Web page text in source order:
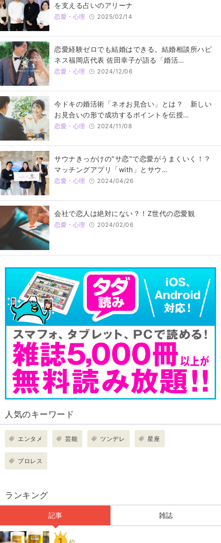
を支える占いのアリーナ
恋愛・心理 2025/02/14
恋愛経験ゼロでも結婚はできる。結婚相談所ハピ
ネス福岡店代表 佐田幸子が語る「婚活…
恋愛・心理 2024/12/06
今ドキの婚活術「ネオお見合い」とは？ 新しい
お見合いの形で成功するポイントを伝授…
恋愛・心理 2024/11/08
サウナきっかけの"サ恋"で恋愛がうまくいく！？
マッチングアプリ「with」とサウ…
恋愛・心理 2024/04/26
会社で恋人は絶対にない？！Z世代の恋愛観
恋愛・心理 2024/02/06
人気のキーワード
エンタメ 芸能 ツンデレ 星座
プロレス
ランキング
記事 雑誌